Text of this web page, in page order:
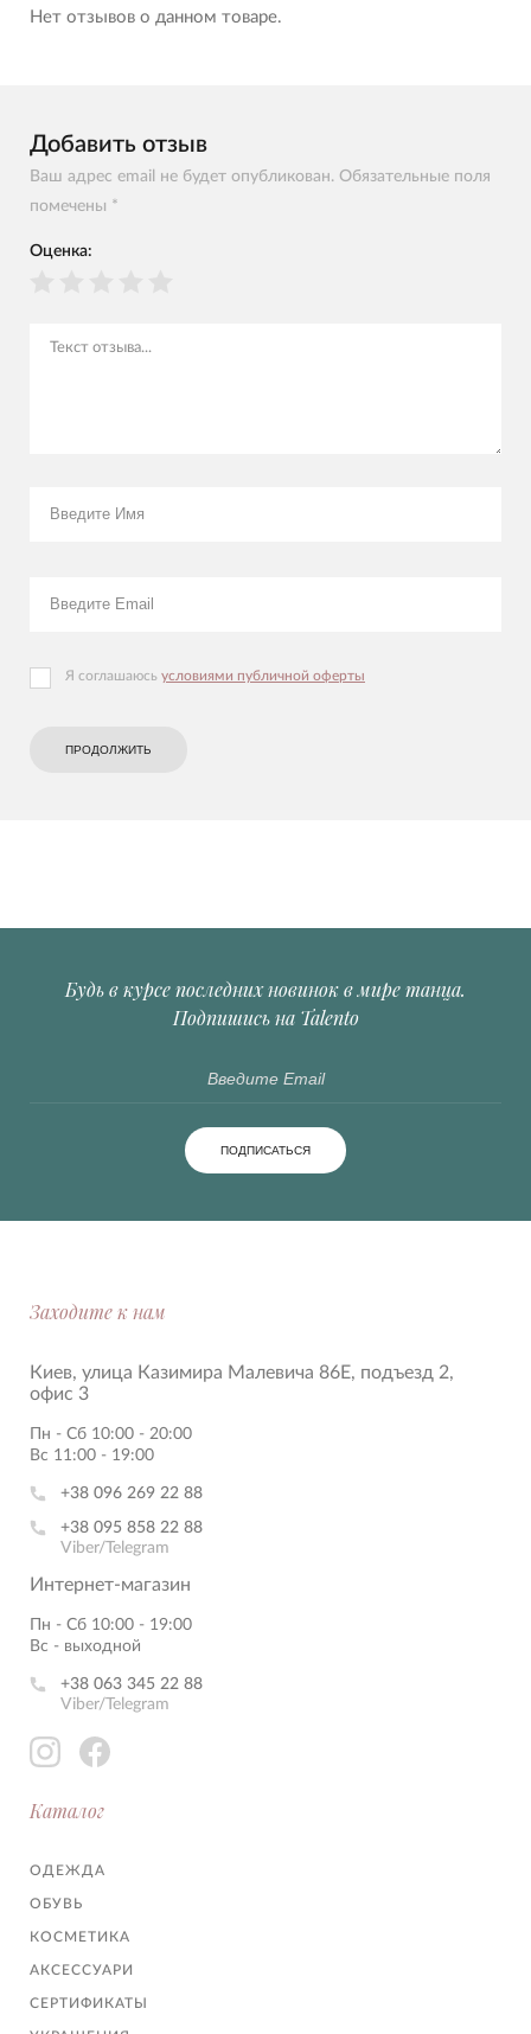
Нет отзывов о данном товаре.
Добавить отзыв
Ваш адрес email не будет опубликован. Обязательные поля
помечены *
Оценка:
Я соглашаюсь условиями публичной оферты
ПРОДОЛЖИТЬ
Будь в курсе последних новинок в мире танца.
Подпишись на Talento
ПОДПИСАТЬСЯ
Заходите к нам
Киев, улица Казимира Малевича 86Е, подъезд 2,
офис 3
Пн - Сб 10:00 - 20:00
Вс 11:00 - 19:00
+38 096 269 22 88
+38 095 858 22 88
Viber/Telegram
Интернет-магазин
Пн - Сб 10:00 - 19:00
Вс - выходной
+38 063 345 22 88
Viber/Telegram
Каталог
ОДЕЖДА
ОБУВЬ
КОСМЕТИКА
АКСЕССУАРИ
СЕРТИФИКАТЫ